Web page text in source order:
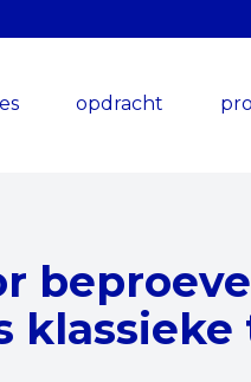
opdracht
klassieke